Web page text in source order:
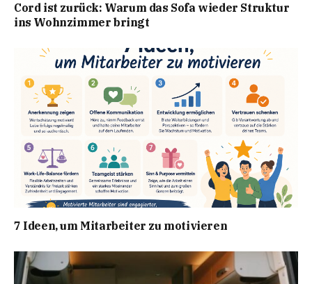
Cord ist zurück: Warum das Sofa wieder Struktur
ins Wohnzimmer bringt
7 Ideen, um Mitarbeiter zu motivieren